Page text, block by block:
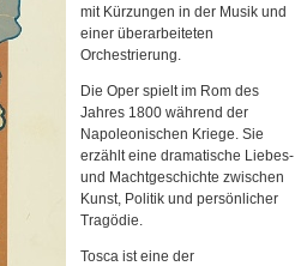
mit Kürzungen in der Musik und
einer überarbeiteten
Orchestrierung.
Die Oper spielt im Rom des
Jahres 1800 während der
Napoleonischen Kriege. Sie
erzählt eine dramatische Liebes-
und Machtgeschichte zwischen
Kunst, Politik und persönlicher
Tragödie.
Tosca ist eine der